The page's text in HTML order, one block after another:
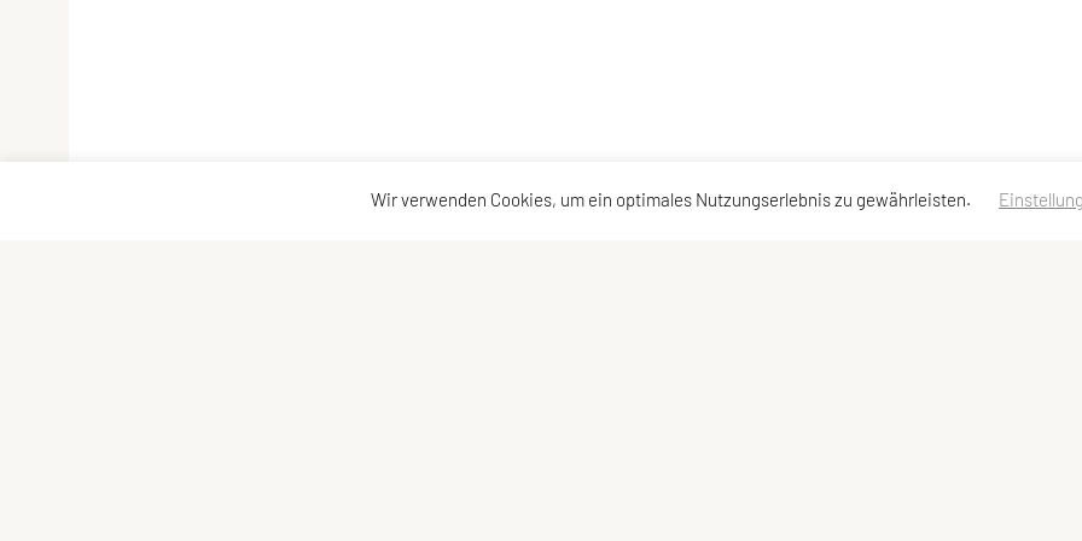
Wir verwenden Cookies, um ein optimales Nutzungserlebnis zu gewährleisten.